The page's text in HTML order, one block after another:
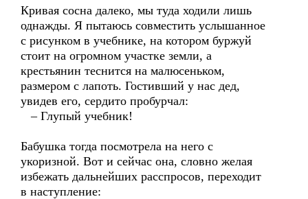
Кривая сосна далеко, мы туда ходили лишь
однажды. Я пытаюсь совместить услышанное
с рисунком в учебнике, на котором буржуй
стоит на огромном участке земли, а
крестьянин теснится на малюсеньком,
размером с лапоть. Гостивший у нас дед,
увидев его, сердито пробурчал:
– Глупый учебник!
Бабушка тогда посмотрела на него с
укоризной. Вот и сейчас она, словно желая
избежать дальнейших расспросов, переходит
в наступление: